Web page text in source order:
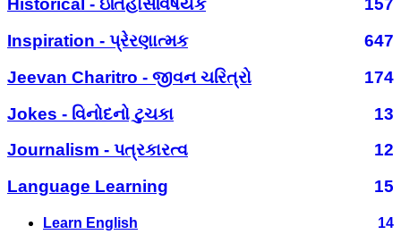
Historical - ઇતિહાસવિષયક
157
Inspiration - પ્રેરણાત્મક
647
Jeevan Charitro - જીવન ચરિત્રો
174
Jokes - વિનોદનો ટુચકા
13
Journalism - પત્રકારત્વ
12
Language Learning
15
Learn English 14